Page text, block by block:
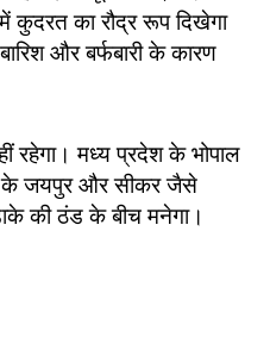
कुदरत का रौद्र रूप दिखेगा
और बर्फबारी के कारण
रहेगा। मध्य प्रदेश के भोपाल
के जयपुर और सीकर जैसे
की ठंड के बीच मनेगा।